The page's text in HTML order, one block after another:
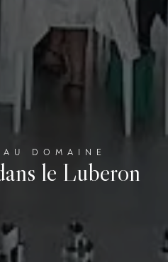
DOMAINE
le Luberon